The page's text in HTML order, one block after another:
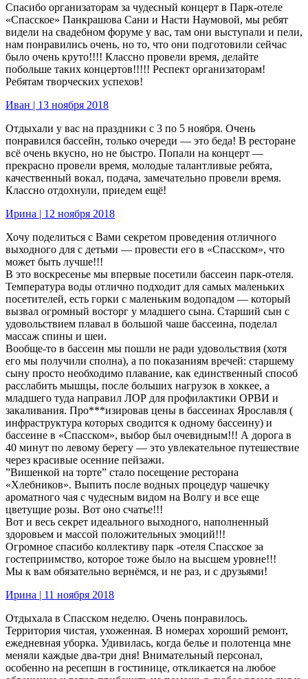
Спасибо организаторам за чудесный концерт в Парк-отеле
«Спасское» Панкрашова Сани и Насти Наумовой, мы ребят
видели на свадебном форуме у вас, там они выступали и пели,
нам понравились очень, но то, что они подготовили сейчас
было очень круто!!!! Классно провели время, делайте
побольше таких концертов!!!!! Респект организаторам!
Ребятам творческих успехов!
Иван | 13 ноября 2018
Отдыхали у вас на праздники с 3 по 5 ноября. Очень
понравился бассейн, только очереди — это беда! В ресторане
всё очень вкусно, но не быстро. Попали на концерт —
прекрасно провели время, молодые талантливые ребята,
качественный вокал, подача, замечательно провели время.
Классно отдохнули, приедем ещё!
Ирина | 12 ноября 2018
Хочу поделиться с Вами секретом проведения отличного
выходного для с детьми — провести его в «Спасском», что
может быть лучше!!!
В это воскресенье мы впервые посетили бассеин парк-отеля.
Температура воды отлично подходит для самых маленьких
посетителей, есть горки с маленьким водопадом — который
вызвал огромный восторг у младшего сына. Старший сын с
удовольствием плавал в большой чаше бассеина, поделал
массаж спины и шеи.
Вообще-то в бассеин мы пошли не ради удовольствия (хотя
его мы получили сполна), а по показаниям вречей: старшему
сыну просто необходимо плавание, как единственный способ
расслабить мышцы, после больших нагрузок в хоккее, а
младшего туда направил ЛОР для профилактики ОРВИ и
закаливания. Про***изировав цены в бассеинах Ярославля (
инфраструктура которых сводится к одному бассеину) и
бассеине в «Спасском», выбор был очевидным!!! А дорога в
40 минут по левому берегу — это увлекательное путешествие
через красивые осенние пейзажи.
”Вишенкой на торте” стало посещение ресторана
«Хлебников». Выпить после водных процедур чашечку
ароматного чая с чудесным видом на Волгу и все еще
цветущие розы. Вот оно счатье!!!
Вот и весь секрет идеального выходного, наполненный
здоровьем и массой положительных эмоций!!!
Огромное спасибо коллективу парк -отеля Спасское за
гостеприимство, которое тоже было на высшем уровне!!!
Мы к вам обязательно вернёмся, и не раз, и с друзьями!
Ирина | 11 ноября 2018
Отдыхала в Спасском неделю. Очень понравилось.
Территория чистая, ухоженная. В номерах хороший ремонт,
ежедневная уборка. Удивилась, когда белье и полотенца мне
меняли каждые два-три дня! Внимательный персонал,
особенно на ресепшн в гостинице, откликается на любое